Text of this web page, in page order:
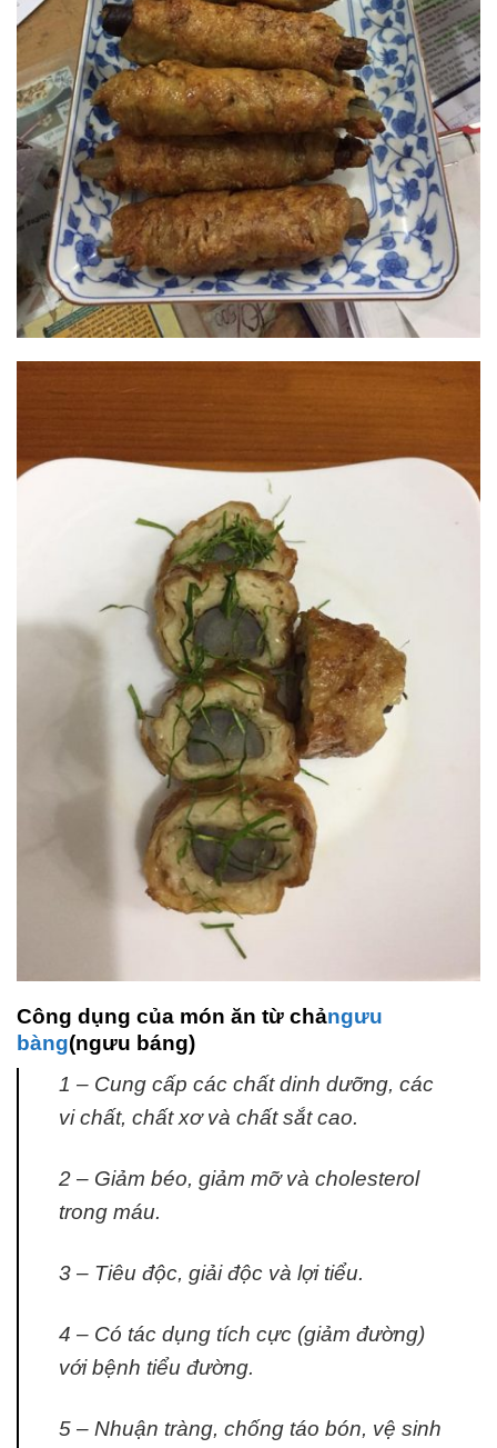
Công dụng của món ăn từ chảngưu
bàng(ngưu báng)
1 – Cung cấp các chất dinh dưỡng, các
vi chất, chất xơ và chất sắt cao.
2 – Giảm béo, giảm mỡ và cholesterol
trong máu.
3 – Tiêu độc, giải độc và lợi tiểu.
4 – Có tác dụng tích cực (giảm đường)
với bệnh tiểu đường.
5 – Nhuận tràng, chống táo bón, vệ sinh